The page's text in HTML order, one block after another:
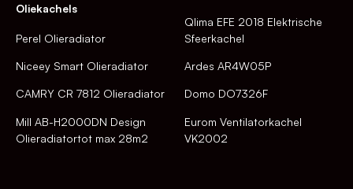
Oliekachels
Perel Olieradiator
Niceey Smart Olieradiator
CAMRY CR 7812 Olieradiator
Mill AB-H2000DN Design
Olieradiatortot max 28m2
Qlima EFE 2018 Elektrische
Sfeerkachel
Ardes AR4W05P
Domo DO7326F
Eurom Ventilatorkachel
VK2002